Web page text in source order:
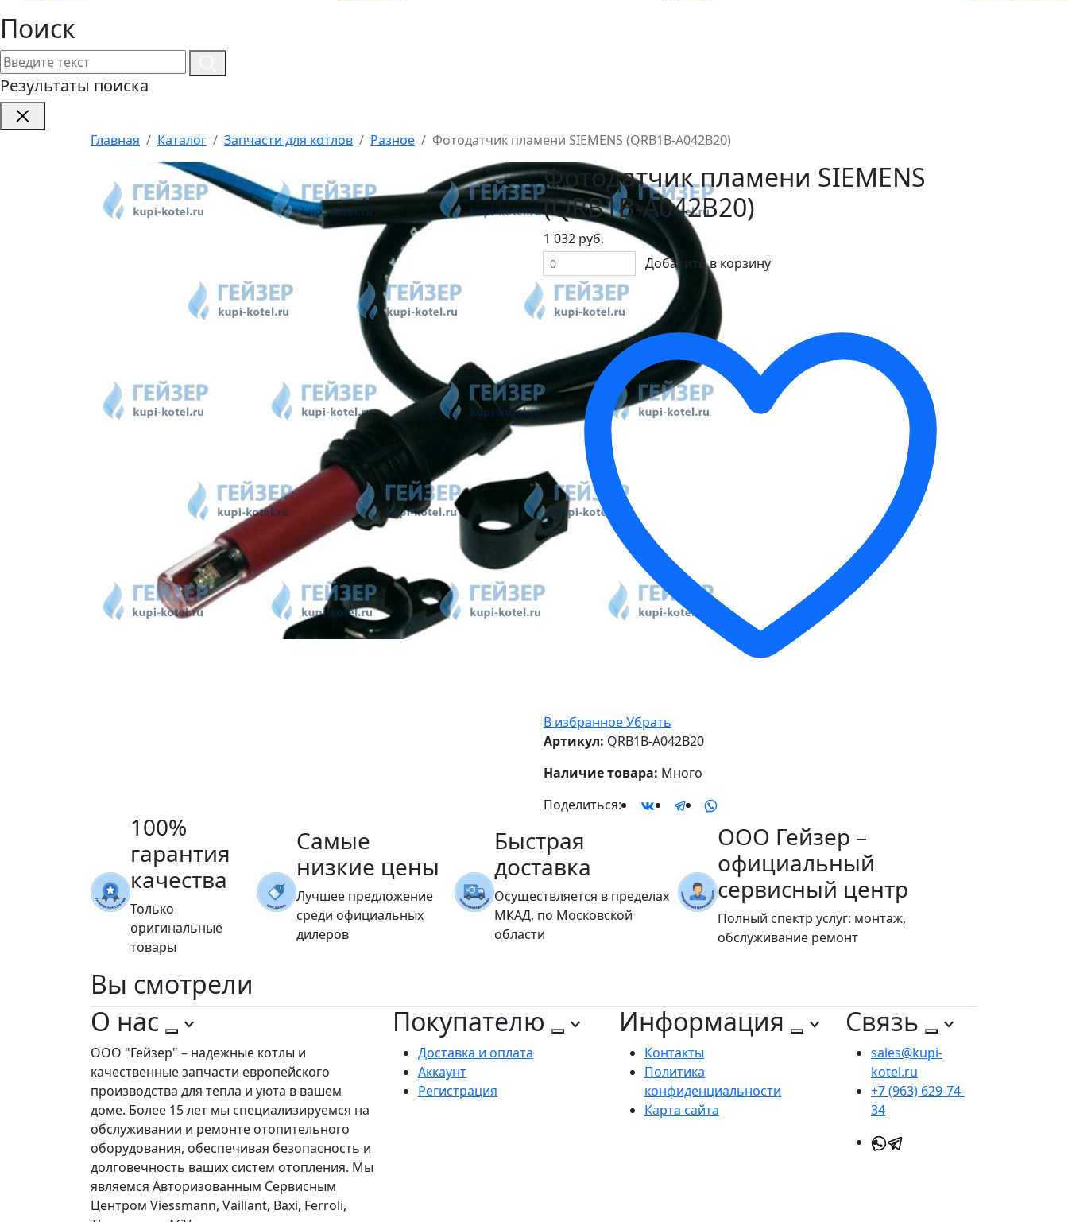
Поиск
Результаты поиска
Главная Каталог Запчасти для котлов Разное Фотодатчик пламени SIEMENS (QRB1B-A042B20)
Фотодатчик пламени SIEMENS
(QRB1B-A042B20)
1 032 руб.
Добавить в корзину
В избранноеУбрать
Артикул: QRB1B-A042B20
Наличие товара: Много
Поделиться:
100%
гарантия
качества
Только
оригинальные
товары
Самые
низкие цены
Лучшее предложение
среди официальных
дилеров
Быстрая
доставка
Осуществляется в пределах
МКАД, по Московской
области
ООО Гейзер –
официальный
сервисный центр
Полный спектр услуг: монтаж,
обслуживание ремонт
Вы смотрели
О нас
ООО "Гейзер" – надежные котлы и
качественные запчасти европейского
производства для тепла и уюта в вашем
доме. Более 15 лет мы специализируемся на
обслуживании и ремонте отопительного
оборудования, обеспечивая безопасность и
долговечность ваших систем отопления. Мы
являемся Авторизованным Сервисным
Центром Viessmann, Vaillant, Baxi, Ferroli,
Покупателю
Доставка и оплата
Аккаунт
Регистрация
Информация
Контакты
Политика
конфиденциальности
Карта сайта
Связь
sales@kupi-
kotel.ru
+7 (963) 629-74-
34